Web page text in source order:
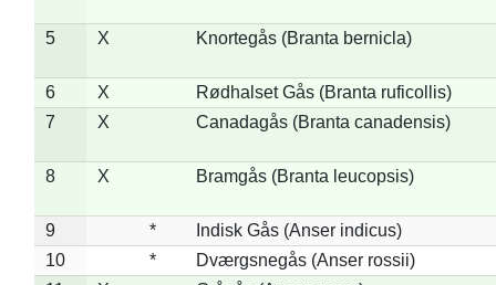
5 X Knortegås (Branta bernicla)
6 X
Rødhalset Gås (Branta ruficollis)
7
X Canadagås (Branta canadensis)
8 X Bramgås (Branta leucopsis)
9 *
Indisk Gås (Anser indicus)
10
*
Dværgsnegås (Anser rossii)